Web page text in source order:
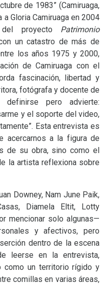
de 1983” (Camiruaga,
Gloria Camiruaga en 2004
proyecto Patrimonio
un catastro de más de
los años 1975 y 2000,
de Camiruaga con el
fascinación, libertad y
fotógrafa y docente de
pero advierte:
y el soporte del video,
Esta entrevista es
acercarnos a la figura de
de su obra, sino como el
la artista reflexiona sobre
Downey, Nam June Paik,
Diamela Eltit, Lotty
mencionar solo algunas—
y afectivos, pero
dentro de la escena
leerse en la entrevista,
como un territorio rígido y
comillas en varias áreas,